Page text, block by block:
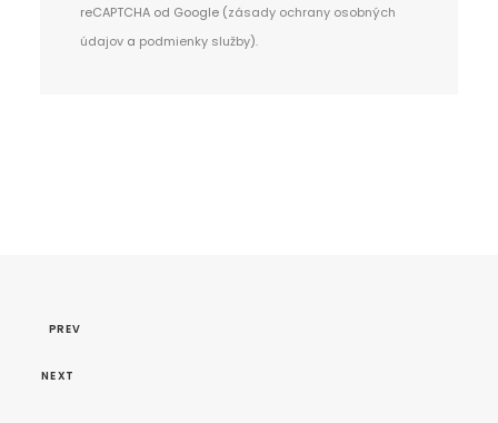
reCAPTCHA od Google (zásady ochrany osobných
údajov a podmienky služby).
PREV
NEXT